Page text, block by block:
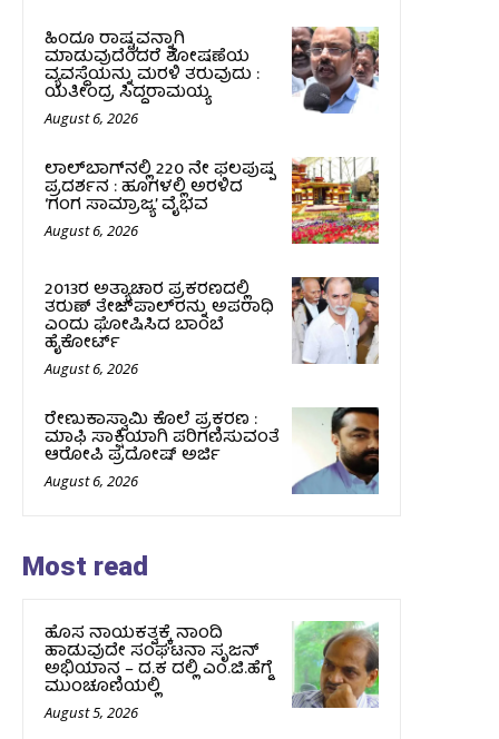
ಹಿಂದೂ ರಾಷ್ಟ್ರವನ್ನಾಗಿ
ಮಾಡುವುದೆಂದರೆ ಶೋಷಣೆಯ
ವ್ಯವಸ್ಥೆಯನ್ನು ಮರಳಿ ತರುವುದು :
ಯತೀಂದ್ರ ಸಿದ್ದರಾಮಯ್ಯ
August 6, 2026
ಲಾಲ್‍ಬಾಗ್‍ನಲ್ಲಿ 220 ನೇ ಫಲಪುಷ್ಪ
ಪ್ರದರ್ಶನ : ಹೂಗಳಲ್ಲಿ ಅರಳಿದ
‘ಗಂಗ ಸಾಮ್ರಾಜ್ಯ’ ವೈಭವ
August 6, 2026
2013ರ ಅತ್ಯಾಚಾರ ಪ್ರಕರಣದಲ್ಲಿ
ತರುಣ್ ತೇಜ್‌ಪಾಲ್‌ರನ್ನು ಅಪರಾಧಿ
ಎಂದು ಘೋಷಿಸಿದ ಬಾಂಬೆ
ಹೈಕೋರ್ಟ್
August 6, 2026
ರೇಣುಕಾಸ್ವಾಮಿ ಕೊಲೆ ಪ್ರಕರಣ :
ಮಾಫಿ ಸಾಕ್ಷಿಯಾಗಿ ಪರಿಗಣಿಸುವಂತೆ
ಆರೋಪಿ ಪ್ರದೋಷ್‌ ಅರ್ಜಿ
August 6, 2026
Most read
ಹೊಸ ನಾಯಕತ್ವಕ್ಕೆ ನಾಂದಿ
ಹಾಡುವುದೇ ಸಂಘಟನಾ ಸೃಜನ್
ಅಭಿಯಾನ – ದ.ಕ ದಲ್ಲಿ ಎಂ.ಜಿ.ಹೆಗ್ಡೆ
ಮುಂಚೂಣಿಯಲ್ಲಿ
August 5, 2026